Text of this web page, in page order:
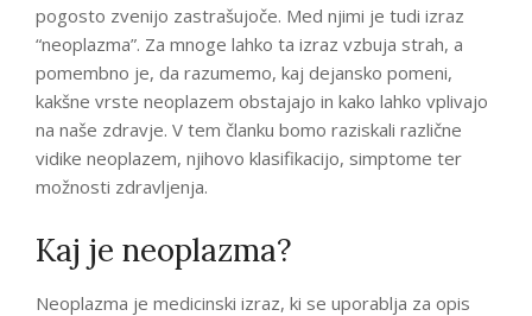
pogosto zvenijo zastrašujoče. Med njimi je tudi izraz
“neoplazma”. Za mnoge lahko ta izraz vzbuja strah, a
pomembno je, da razumemo, kaj dejansko pomeni,
kakšne vrste neoplazem obstajajo in kako lahko vplivajo
na naše zdravje. V tem članku bomo raziskali različne
vidike neoplazem, njihovo klasifikacijo, simptome ter
možnosti zdravljenja.
Kaj je neoplazma?
Neoplazma je medicinski izraz, ki se uporablja za opis